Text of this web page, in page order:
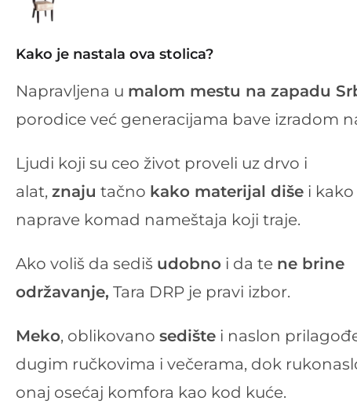
Kako je nastala ova stolica?
Napravljena u malom mestu na zapadu
porodice već generacijama bave izradom
Ljudi koji su ceo život proveli uz drvo i
alat, znaju tačno kako materijal diše i kako
naprave komad nameštaja koji traje.
Ako voliš da sediš udobno i da te ne brine
održavanje, Tara DRP je pravi izbor.
Meko, oblikovano sedište i naslon
dugim ručkovima i večerama, dok
onaj osećaj komfora kao kod kuće.